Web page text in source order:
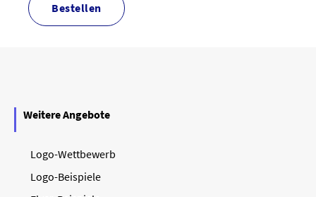
bestellen
Weitere Angebote
Logo-Wettbewerb
Logo-Beispiele